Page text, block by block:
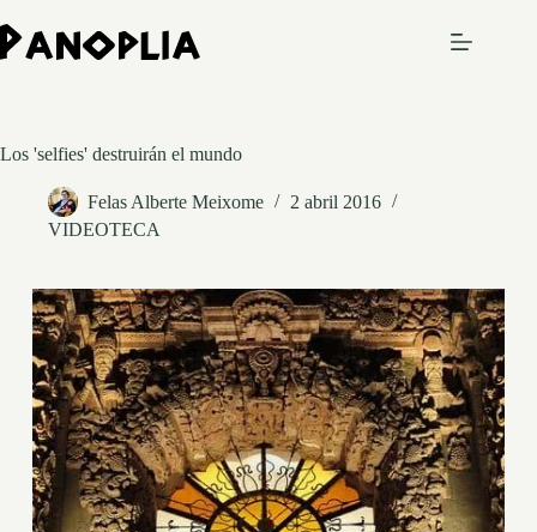
al
contenido
Los 'selfies' destruirán el mundo
Felas Alberte Meixome
2 abril 2016
VIDEOTECA